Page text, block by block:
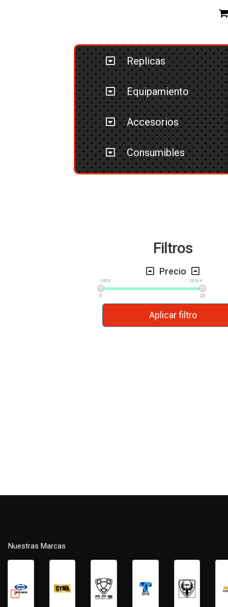
Replicas
Equipamiento
Accesorios
Consumibles
Filtros
Precio
0.00 € 28.00 €
0 28
Nuestras Marcas